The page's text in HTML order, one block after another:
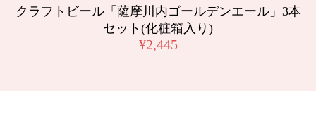
ふるさとのお袋の味です。最高❗️
クラフトビール「薩摩川内ゴールデンエール」3本
セット(化粧箱入り)
¥2,445